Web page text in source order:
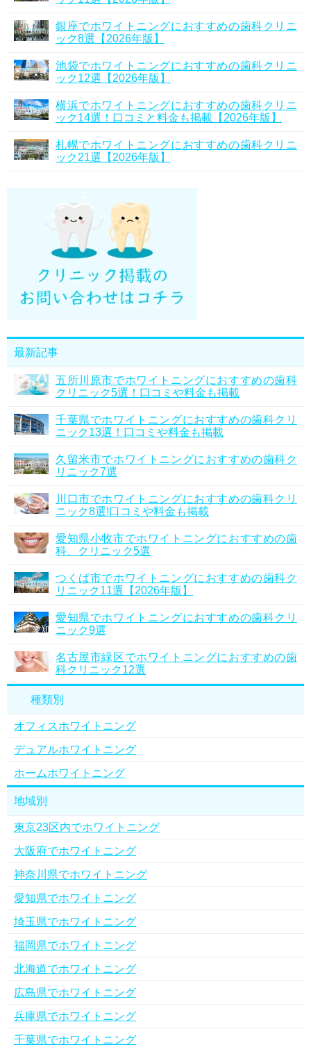
銀座でホワイトニングにおすすめの歯科クリニ
ック8選【2026年版】
池袋でホワイトニングにおすすめの歯科クリニ
ック12選【2026年版】
横浜でホワイトニングにおすすめの歯科クリニ
ック14選！口コミと料金も掲載【2026年版】
札幌でホワイトニングにおすすめの歯科クリニ
ック21選【2026年版】
最新記事
五所川原市でホワイトニングにおすすめの歯科
クリニック5選！口コミや料金も掲載
千葉県でホワイトニングにおすすめの歯科クリ
ニック13選！口コミや料金も掲載
久留米市でホワイトニングにおすすめの歯科ク
リニック7選
川口市でホワイトニングにおすすめの歯科クリ
ニック8選!口コミや料金も掲載
愛知県小牧市でホワイトニングにおすすめの歯
科、クリニック5選
つくば市でホワイトニングにおすすめの歯科ク
リニック11選【2026年版】
愛知県でホワイトニングにおすすめの歯科クリ
ニック9選
名古屋市緑区でホワイトニングにおすすめの歯
科クリニック12選
種類別
オフィスホワイトニング
デュアルホワイトニング
ホームホワイトニング
地域別
東京23区内でホワイトニング
大阪府でホワイトニング
神奈川県でホワイトニング
愛知県でホワイトニング
埼玉県でホワイトニング
福岡県でホワイトニング
北海道でホワイトニング
広島県でホワイトニング
兵庫県でホワイトニング
千葉県でホワイトニング